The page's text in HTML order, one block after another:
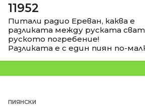
11952
Питали радио Ереван, каква е
разликата между руската
руското погребение!
Разликата е с един пиян по-
ПИЯНСКИ